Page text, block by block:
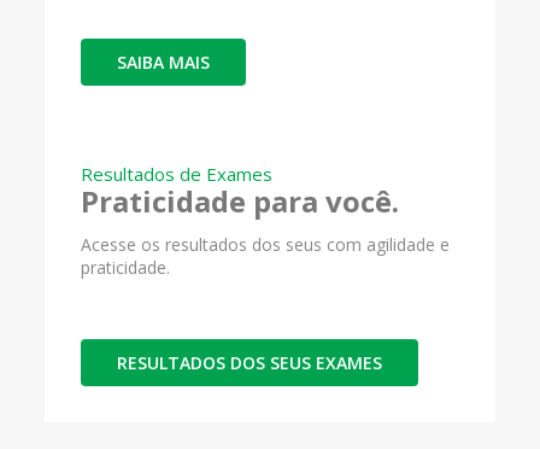
SAIBA MAIS
Resultados de Exames
Praticidade para você.
Acesse os resultados dos seus com agilidade e
praticidade.
RESULTADOS DOS SEUS EXAMES